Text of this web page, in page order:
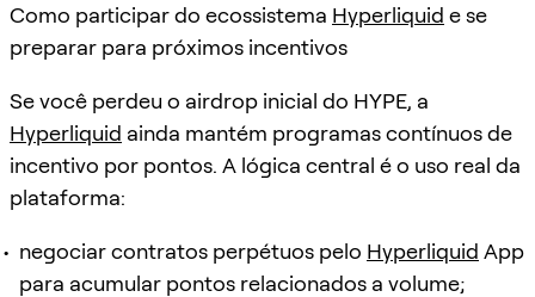
Como participar do ecossistema Hyperliquid e se
preparar para próximos incentivos
Se você perdeu o airdrop inicial do HYPE, a
Hyperliquid ainda mantém programas contínuos de
incentivo por pontos. A lógica central é o uso real da
plataforma:
negociar contratos perpétuos pelo Hyperliquid App
para acumular pontos relacionados a volume;